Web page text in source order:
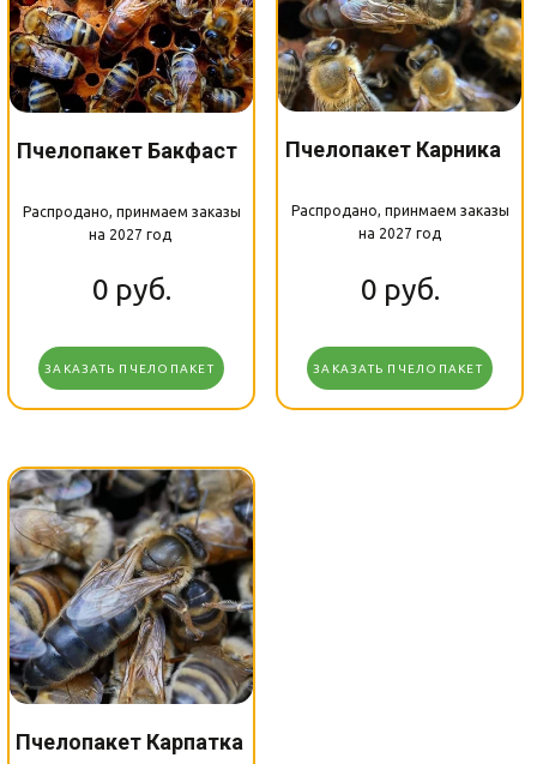
Пчелопакет Бакфаст
Распродано, принмаем заказы
на 2027 год
0 руб.
ЗАКАЗАТЬ ПЧЕЛОПАКЕТ
Пчелопакет Карника
Распродано, принмаем заказы
на 2027 год
0 руб.
ЗАКАЗАТЬ ПЧЕЛОПАКЕТ
Пчелопакет Карпатка